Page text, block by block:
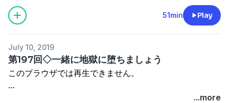
す。
多くのセクハラ・パワハラ被害者が、これを口にしない事
により、問題を解決出来ずにおります。
最も望まれるのは、被害者側がセクハラ・パワハラの法的
定義を理解して、「それはセクハラなのでやめて下さい」
「それはパワハラなのでやめて下さい」と口にする事で
す。
ポッドキャスト自体が風前の灯のようなコンテンツになっ
て来てしまいましたが、どうか、SNSなどで、拡散してい
ただければ、私の努力が増幅される事になります。
ご協力、お願いいたします。
重ね重ね、第二百回を迎える事が出来た事に対し、皆さま
・李氏朝鮮
・満州
・訂正「朝鮮はアメリカの傘の下に入る事で精一杯だっ
た」
↓
「朝鮮は日本の傘の下に入る事で精一杯だった」
・日本会議
・山本周五郎
・藤沢周平
・就職氷河期世代（団塊ジュニア）は臆病になっている。
・団体交渉権。
・無期契約社員≠正社員
・経団連。
51min Play
July 10, 2019
第197回◇一緒に地獄に堕ちましょう
このブラウザでは再生できません。
...more